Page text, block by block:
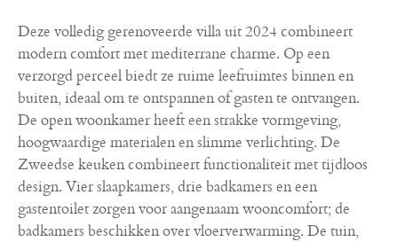
Deze volledig gerenoveerde villa uit 2024 combineert
modern comfort met mediterrane charme. Op een
verzorgd perceel biedt ze ruime leefruimtes binnen en
buiten, ideaal om te ontspannen of gasten te ontvangen.
De open woonkamer heeft een strakke vormgeving,
hoogwaardige materialen en slimme verlichting. De
Zweedse keuken combineert functionaliteit met tijdloos
design. Vier slaapkamers, drie badkamers en een
gastentoilet zorgen voor aangenaam wooncomfort; de
badkamers beschikken over vloerverwarming. De tuin,